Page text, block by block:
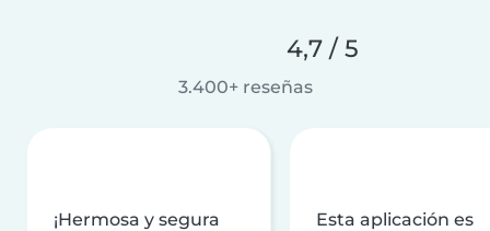
4,7 / 5
3.400+ reseñas
¡Hermosa y segura
Esta aplicación es